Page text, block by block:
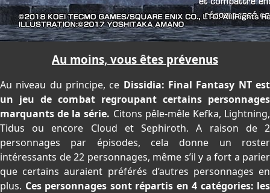
Au moins, vous êtes prévenus
Au niveau du principe, ce Dissidia: Final Fantasy NT est
un jeu de combat regroupant certains personnages
marquants de la série. Citons pêle-mêle Kefka, Lightning,
Tidus ou encore Cloud et Sephiroth. A raison de 2
personnages par épisodes, cela donne un roster
intéressants de 22 personnages, même s’il y a fort a parier
que certains auraient préférés d’autres personnages en
plus. Ces personnages sont répartis en 4 catégories: les